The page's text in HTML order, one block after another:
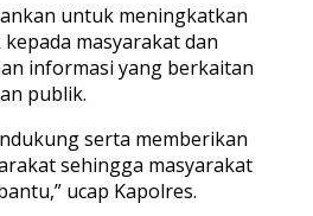
untuk meningkatkan
masyarakat dan
informasi yang berkaitan
publik.
serta memberikan
sehingga masyarakat
ucap Kapolres.